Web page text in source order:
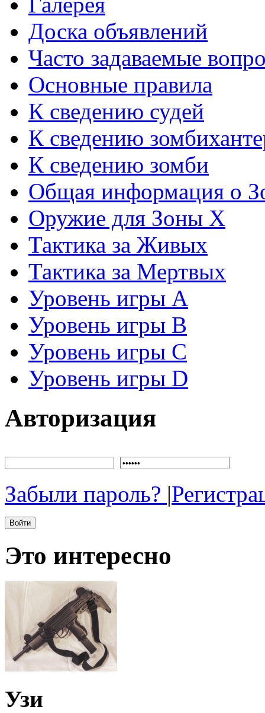
Доска объявлений
Часто задаваемые
Основные правила
К сведению судей
К сведению
К сведению зомби
Общая информация о
Оружие для Зоны Х
Тактика за Живых
Тактика за Мертвых
Уровень игры А
Уровень игры В
Уровень игры С
Уровень игры D
Авторизация
Забыли пароль? |
Это интересно
Узи